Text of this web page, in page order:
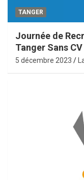
TANGER
Journée de
Tanger Sans CV
5 décembre 2023